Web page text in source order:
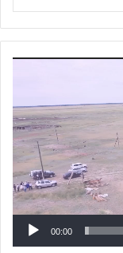
00:00